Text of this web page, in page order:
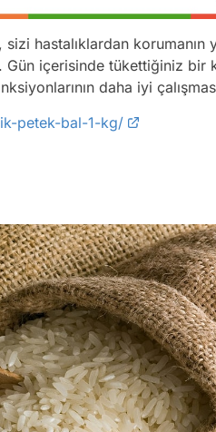
sizi hastalıklardan korumanın
içerisinde tükettiğiniz bir
daha iyi
petek-bal-1-kg/